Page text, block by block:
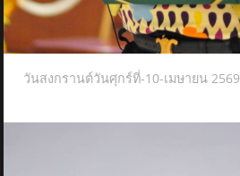
วันสงกรานต์วันศุกร์ที่-10-เมษายน 2569